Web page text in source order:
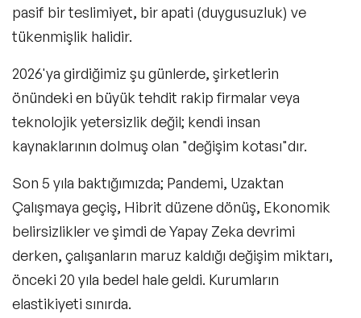
pasif bir teslimiyet, bir apati (duygusuzluk) ve
tükenmişlik halidir.
2026'ya girdiğimiz şu günlerde, şirketlerin
önündeki en büyük tehdit rakip firmalar veya
teknolojik yetersizlik değil; kendi insan
kaynaklarının dolmuş olan "değişim kotası"dır.
Son 5 yıla baktığımızda; Pandemi, Uzaktan
Çalışmaya geçiş, Hibrit düzene dönüş, Ekonomik
belirsizlikler ve şimdi de Yapay Zeka devrimi
derken, çalışanların maruz kaldığı değişim miktarı,
önceki 20 yıla bedel hale geldi. Kurumların
elastikiyeti sınırda.